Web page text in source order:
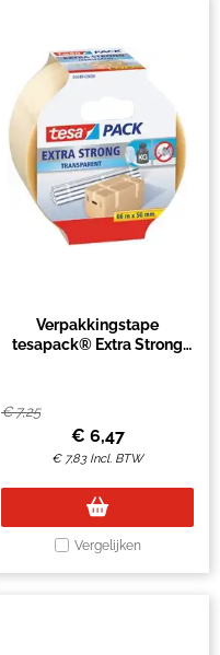
Verpakkingstape
tesapack® Extra Strong
€7,25
€ 6,47
€ 7,83 Incl. BTW
Vergelijken